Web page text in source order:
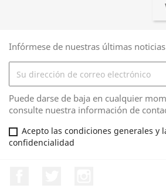
Infórmese de nuestras últimas
Puede darse de baja en cualquier
consulte nuestra información de
Acepto las condiciones generales y
confidencialidad